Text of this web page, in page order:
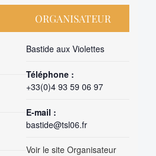
ORGANISATEUR
Bastide aux Violettes
Téléphone :
+33(0)4 93 59 06 97
E-mail :
bastide@tsl06.fr
Voir le site Organisateur